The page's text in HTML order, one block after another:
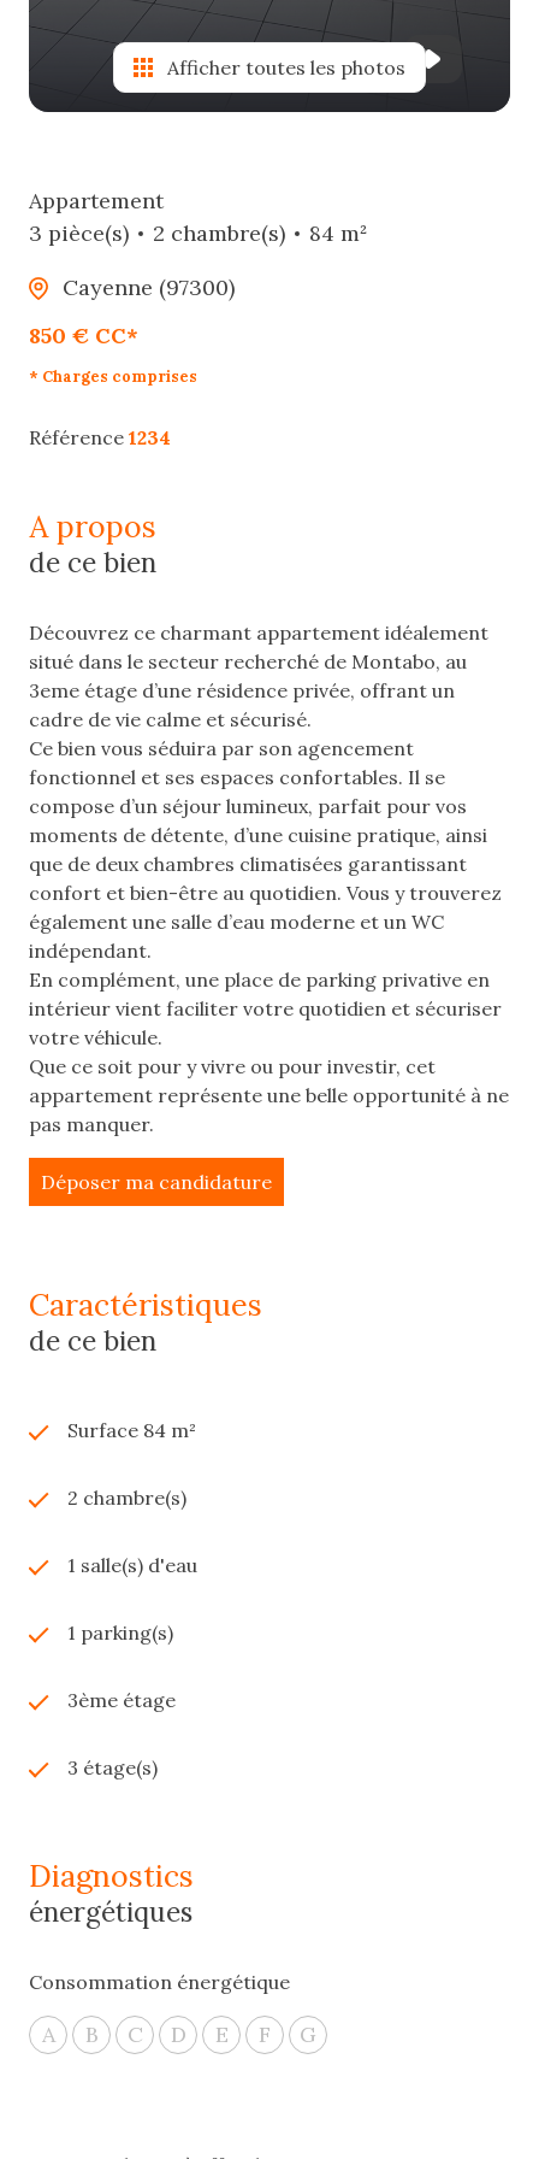
Afficher toutes les photos
Appartement
3 pièce(s)
2 chambre(s)
84 m²
Cayenne (97300)
850 € CC*
* Charges comprises
Référence 1234
a propos
de ce bien
Découvrez ce charmant appartement idéalement
situé dans le secteur recherché de Montabo, au
3eme étage d’une résidence privée, offrant un
cadre de vie calme et sécurisé.
Ce bien vous séduira par son agencement
fonctionnel et ses espaces confortables. Il se
compose d’un séjour lumineux, parfait pour vos
moments de détente, d’une cuisine pratique, ainsi
que de deux chambres climatisées garantissant
confort et bien-être au quotidien. Vous y trouverez
également une salle d’eau moderne et un WC
indépendant.
En complément, une place de parking privative en
intérieur vient faciliter votre quotidien et sécuriser
votre véhicule.
Que ce soit pour y vivre ou pour investir, cet
appartement représente une belle opportunité à ne
pas manquer.
Déposer ma candidature
caractéristiques
de ce bien
Surface 84 m²
2 chambre(s)
1 salle(s) d'eau
1 parking(s)
3ème étage
3 étage(s)
diagnostics
énergétiques
Consommation énergétique
A B C D E F G